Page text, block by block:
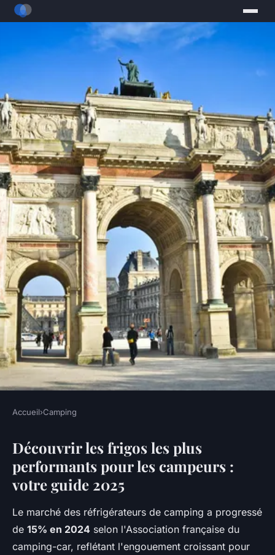
CAMPING
Comparatif frigo camping :
essentiel pour vos aventures
en plein air
Mathilde•20 décembre 2025•7 min de lecture
Accueil›Camping
Découvrir les frigos les plus
performants pour les campeurs :
votre guide 2025
Le marché des réfrigérateurs de camping a progressé
de 15% en 2024 selon l'Association française du
camping-car, reflétant l'engouement croissant pour